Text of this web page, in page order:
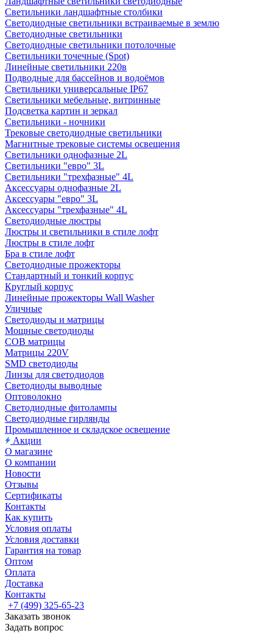
Светильники ландшафтные столбики
Светодиодные светильники встраиваемые в землю
Светодиодные светильники
Светодиодные светильники потолочные
Светильники точечные (Spot)
Линейные светильники 220в
Подводные для бассейнов и водоёмов
Светильники универсальные IP67
Светильники мебельные, витринные
Подсветка картин и зеркал
Светильники - ночники
Трековые светодиодные светильники
Магнитные трековые системы освещения
Светильники однофазные 2L
Светильники "евро" 3L
Светильники "трехфазные" 4L
Аксессуары однофазные 2L
Аксессуары "евро" 3L
Аксессуары "трехфазные" 4L
Светодиодные люстры
Люстры и светильники в стиле лофт
Люстры в стиле лофт
Бра в стиле лофт
Светодиодные прожекторы
Стандартный и тонкий корпус
Круглый корпус
Линейные прожекторы Wall Washer
Уличные
Светодиоды и матрицы
Мощные светодиоды
COB матрицы
Матрицы 220V
SMD светодиоды
Линзы для светодиодов
Светодиоды выводные
Оптоволокно
Светодиодные фитолампы
Светодиодные гирлянды
Промышленное и складское освещение
Акции
О магазине
О компании
Новости
Отзывы
Сертификаты
Контакты
Как купить
Условия оплаты
Условия доставки
Гарантия на товар
Оптом
Оплата
Доставка
Контакты
+7 (499) 325-65-23
Заказать звонок
Задать вопрос